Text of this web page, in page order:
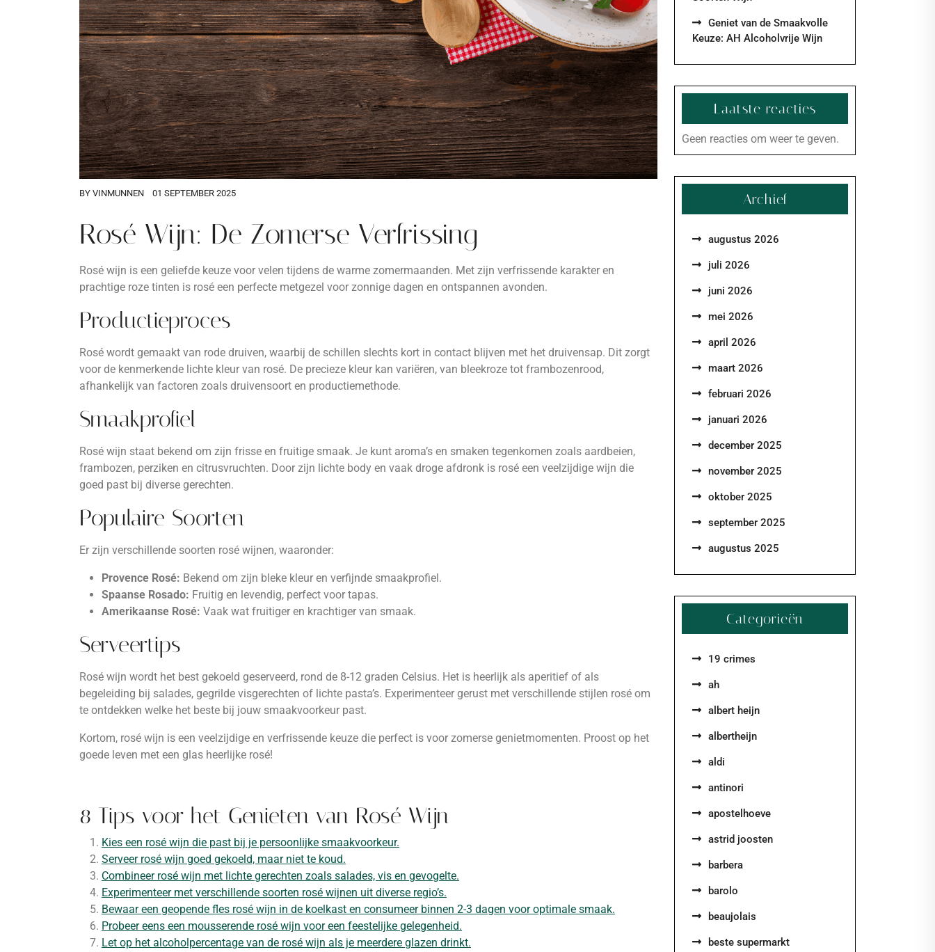
BY VINMUNNEN 01 SEPTEMBER 2025
Rosé Wijn: De Zomerse Verfrissing
Rosé wijn is een geliefde keuze voor velen tijdens de warme zomermaanden. Met zijn verfrissende karakter en
prachtige roze tinten is rosé een perfecte metgezel voor zonnige dagen en ontspannen avonden.
Productieproces
Rosé wordt gemaakt van rode druiven, waarbij de schillen slechts kort in contact blijven met het druivensap. Dit zorgt
voor de kenmerkende lichte kleur van rosé. De precieze kleur kan variëren, van bleekroze tot frambozenrood,
afhankelijk van factoren zoals druivensoort en productiemethode.
Smaakprofiel
Rosé wijn staat bekend om zijn frisse en fruitige smaak. Je kunt aroma’s en smaken tegenkomen zoals aardbeien,
frambozen, perziken en citrusvruchten. Door zijn lichte body en vaak droge afdronk is rosé een veelzijdige wijn die
goed past bij diverse gerechten.
Populaire Soorten
Er zijn verschillende soorten rosé wijnen, waaronder:
Provence Rosé: Bekend om zijn bleke kleur en verfijnde smaakprofiel.
Spaanse Rosado: Fruitig en levendig, perfect voor tapas.
Amerikaanse Rosé: Vaak wat fruitiger en krachtiger van smaak.
Serveertips
Rosé wijn wordt het best gekoeld geserveerd, rond de 8-12 graden Celsius. Het is heerlijk als aperitief of als
begeleiding bij salades, gegrilde visgerechten of lichte pasta’s. Experimenteer gerust met verschillende stijlen rosé om
te ontdekken welke het beste bij jouw smaakvoorkeur past.
Kortom, rosé wijn is een veelzijdige en verfrissende keuze die perfect is voor zomerse genietmomenten. Proost op het
goede leven met een glas heerlijke rosé!
8 Tips voor het Genieten van Rosé Wijn
Kies een rosé wijn die past bij je persoonlijke smaakvoorkeur.
Serveer rosé wijn goed gekoeld, maar niet te koud.
Combineer rosé wijn met lichte gerechten zoals salades, vis en gevogelte.
Experimenteer met verschillende soorten rosé wijnen uit diverse regio’s.
Bewaar een geopende fles rosé wijn in de koelkast en consumeer binnen 2-3 dagen voor optimale smaak.
Probeer eens een mousserende rosé wijn voor een feestelijke gelegenheid.
Let op het alcoholpercentage van de rosé wijn als je meerdere glazen drinkt.
Geniet van de Smaakvolle
Keuze: AH Alcoholvrije Wijn
Laatste reacties
Geen reacties om weer te geven.
Archief
augustus 2026
juli 2026
juni 2026
mei 2026
april 2026
maart 2026
februari 2026
januari 2026
december 2025
november 2025
oktober 2025
september 2025
augustus 2025
Categorieën
19 crimes
ah
albert heijn
albertheijn
aldi
antinori
apostelhoeve
astrid joosten
barbera
barolo
beaujolais
beste supermarkt